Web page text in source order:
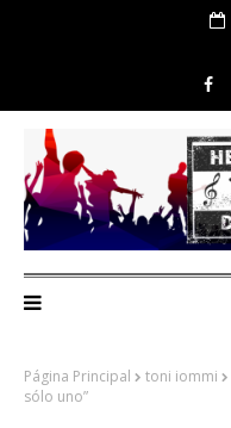
Página Principal toni iommi
sólo uno”